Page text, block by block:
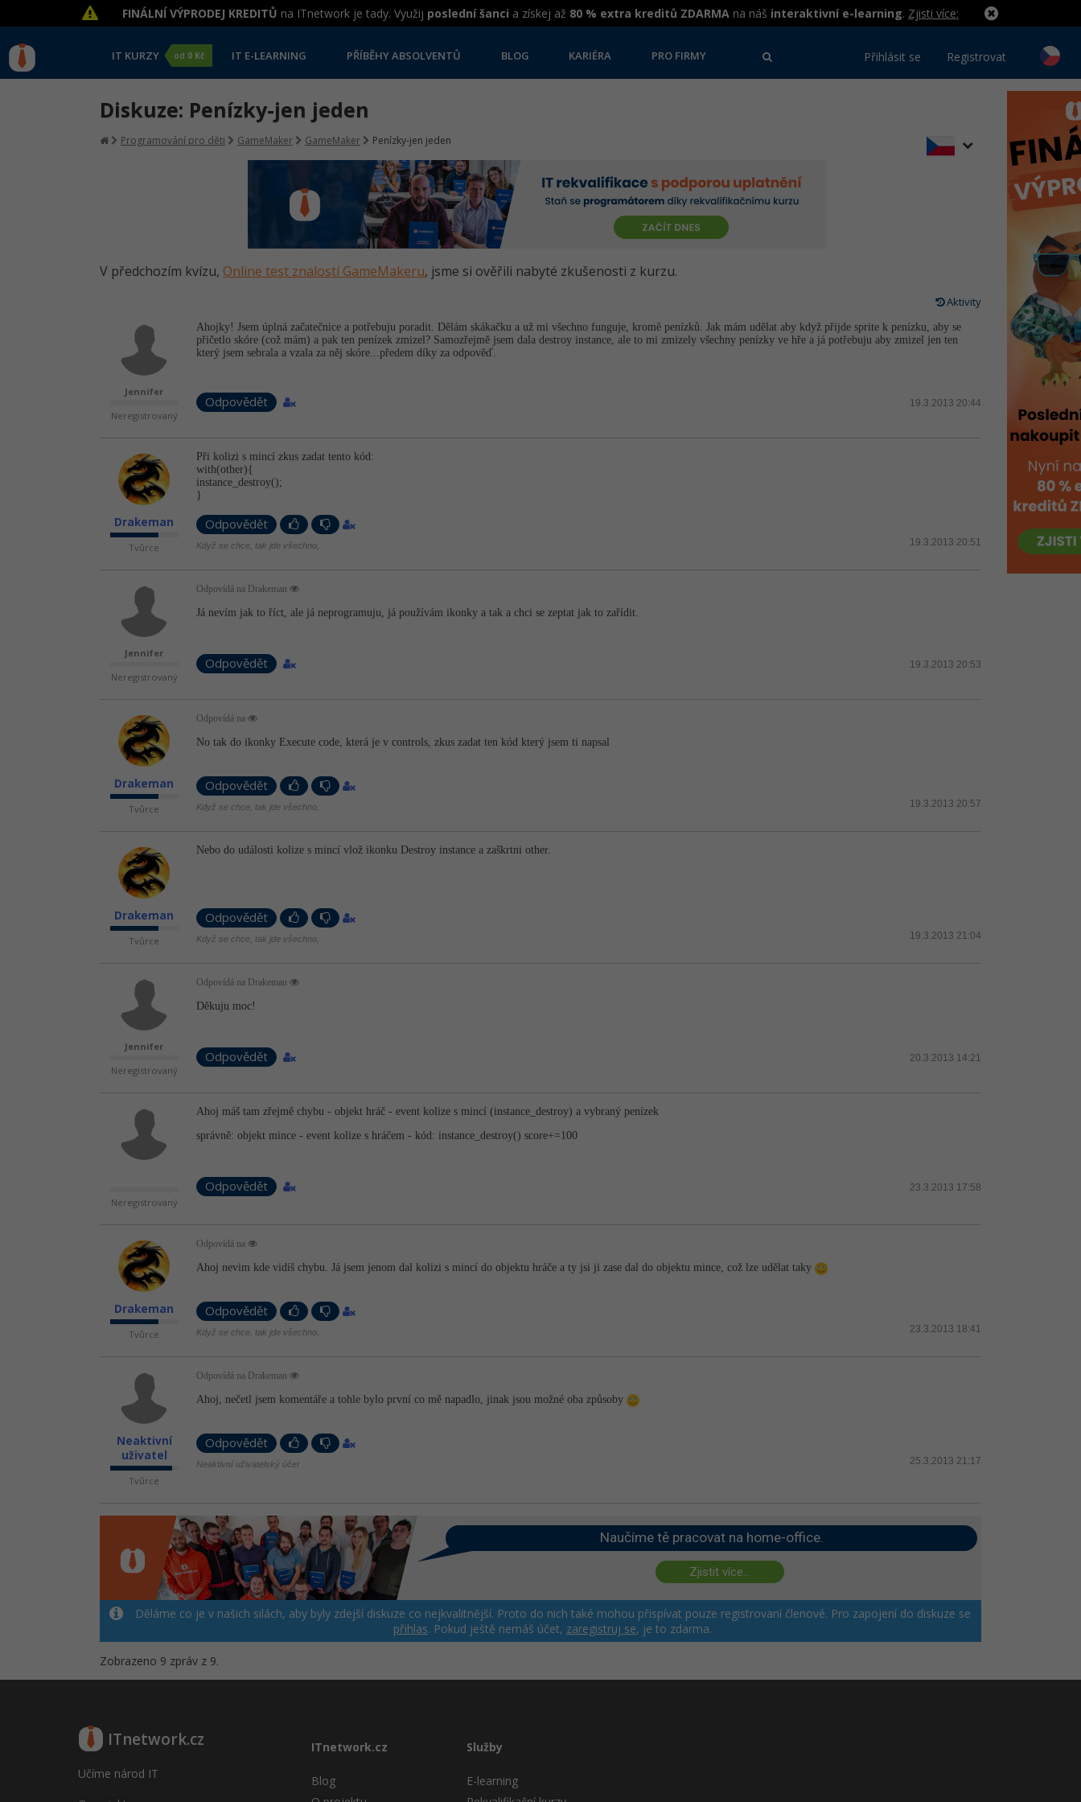
FINÁLNÍ VÝPRODEJ KREDITŮ na ITnetwork je tady. Využij poslední šanci a získej až 80 % extra kreditů ZDARMA na náš interaktivní e-learning. Zjisti více:
IT KURZY od 0 Kč IT E-LEARNING PŘÍBĚHY ABSOLVENTŮ BLOG KARIÉRA PRO FIRMY Přihlásit se Registrovat
Diskuze: Penízky-jen jeden
Programování pro děti GameMaker GameMaker Penízky-jen jeden
V předchozím kvízu, Online test znalostí GameMakeru, jsme si ověřili nabyté zkušenosti z kurzu.
Aktivity
Jennifer
Neregistrovaný
Ahojky! Jsem úplná začatečnice a potřebuju poradit. Dělám skákačku a už mi všechno funguje, kromě penízků. Jak mám udělat aby když přijde sprite k penízku, aby se
přičetlo skóre (což mám) a pak ten penízek zmizel? Samozřejmě jsem dala destroy instance, ale to mi zmizely všechny penízky ve hře a já potřebuju aby zmizel jen ten
který jsem sebrala a vzala za něj skóre...předem díky za odpověď.
Odpovědět 19.3.2013 20:44
Drakeman
Tvůrce
Při kolizi s mincí zkus zadat tento kód:
with(other){
instance_destroy();
}
Odpovědět
19.3.2013 20:51
Když se chce, tak jde všechno,
Jennifer
Neregistrovaný
Odpovídá na Drakeman
Já nevím jak to říct, ale já neprogramuju, já používám ikonky a tak a chci se zeptat jak to zařídit.
Odpovědět 19.3.2013 20:53
Drakeman
Tvůrce
Odpovídá na
No tak do ikonky Execute code, která je v controls, zkus zadat ten kód který jsem ti napsal
Odpovědět
19.3.2013 20:57
Když se chce, tak jde všechno,
Drakeman
Tvůrce
Nebo do události kolize s mincí vlož ikonku Destroy instance a zaškrtni other.
Odpovědět
19.3.2013 21:04
Když se chce, tak jde všechno,
Jennifer
Neregistrovaný
Odpovídá na Drakeman
Děkuju moc!
Odpovědět 20.3.2013 14:21
Neregistrovaný
Ahoj máš tam zřejmě chybu - objekt hráč - event kolize s mincí (instance_destroy) a vybraný penízek
správně: objekt mince - event kolize s hráčem - kód: instance_destroy() score+=100
Odpovědět 23.3.2013 17:58
Drakeman
Tvůrce
Odpovídá na
Ahoj nevim kde vidíš chybu. Já jsem jenom dal kolizi s mincí do objektu hráče a ty jsi ji zase dal do objektu mince, což lze udělat taky
Odpovědět
23.3.2013 18:41
Když se chce, tak jde všechno,
Neaktivní
uživatel
Tvůrce
Odpovídá na Drakeman
Ahoj, nečetl jsem komentáře a tohle bylo první co mě napadlo, jinak jsou možné oba způsoby
Odpovědět
25.3.2013 21:17
Neaktivní uživatelský účet
Naučíme tě pracovat na home-office.
Zjistit více...
Děláme co je v našich silách, aby byly zdejší diskuze co nejkvalitnější. Proto do nich také mohou přispívat pouze registrovaní členové. Pro zapojení do diskuze se
přihlas. Pokud ještě nemáš účet, zaregistruj se, je to zdarma.
Zobrazeno 9 zpráv z 9.
ITnetwork.cz
Učíme národ IT
ITnetwork.cz
Blog
Služby
E-learning